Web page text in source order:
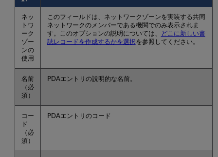
ネッ
トワ
ーク
ゾー
ンの
使用
このフィールドは、ネットワークゾーンを実装する共同
ネットワークのメンバーである機関でのみ表示されま
す。このオプションの説明については、
どこに新しい書
誌レコードを作成するかを選択を参照してください。
名前
（必
須）
PDAエントリの説明的な名前。
コー
ド
（必
須）
PDAエントリのコード